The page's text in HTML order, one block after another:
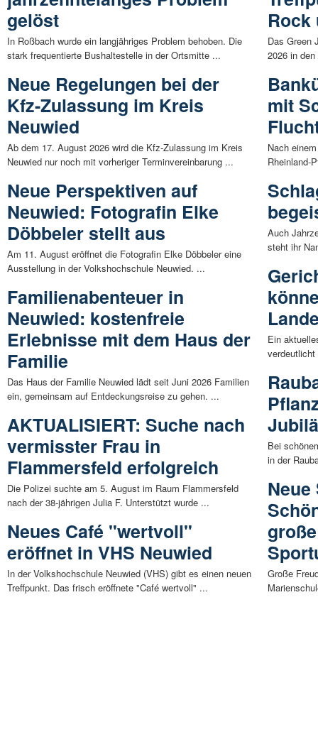
gelöst
In Roßbach wurde ein langjähriges Problem behoben. Die
stark frequentierte Bushaltestelle in der Ortsmitte ...
Neue Regelungen bei der
Kfz-Zulassung im Kreis
Neuwied
Ab dem 17. August 2026 wird die Kfz-Zulassung im Kreis
Neuwied nur noch mit vorheriger Terminvereinbarung ...
Neue Perspektiven auf
Neuwied: Fotografin Elke
Döbbeler stellt aus
Am 11. August eröffnet die Fotografin Elke Döbbeler eine
Ausstellung in der Volkshochschule Neuwied. ...
Familienabenteuer in
Neuwied: kostenfreie
Erlebnisse mit dem Haus der
Familie
Das Haus der Familie Neuwied lädt seit Juni 2026 Familien
ein, gemeinsam auf Entdeckungsreise zu gehen. ...
AKTUALISIERT: Suche nach
vermisster Frau in
Flammersfeld erfolgreich
Die Polizei suchte am 5. August im Raum Flammersfeld
nach der 38-jährigen Julia F. Unterstützt wurde ...
Neues Café "wertvoll"
eröffnet in VHS Neuwied
In der Volkshochschule Neuwied (VHS) gibt es einen neuen
Treffpunkt. Das frisch eröffnete "Café wertvoll" ...
Rock
Das Green
2026 in
mit
Nach
Rheinland-
Auch
steht ihr
Ein
Bei
in der
Große